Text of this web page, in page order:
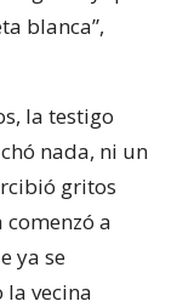
blanca”,
la testigo
nada, ni un
gritos
a
ya se
vecina